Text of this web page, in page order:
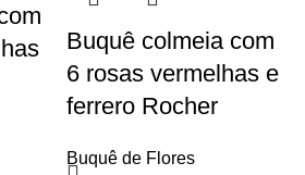
Buquê colmeia com
6 rosas vermelhas e
ferrero Rocher
Buquê de Flores